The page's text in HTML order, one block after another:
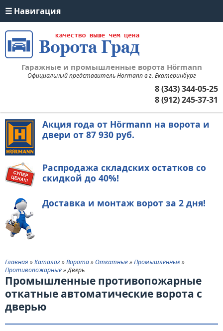
Гаражные и промышленные ворота Hörmann
Официальный представитель Hormann в г. Екатеринбург
8 (343) 344-05-25
8 (912) 245-37-31
Акция года от Hörmann на ворота и
двери от 87 930 руб.
Распродажа складских остатков со
скидкой до 40%!
Доставка и монтаж ворот за 2 дня!
Главная »Каталог»Ворота» Откатные»Промышленные»
Противопожарные» Дверь
Промышленные противопожарные
откатные автоматические ворота с
дверью